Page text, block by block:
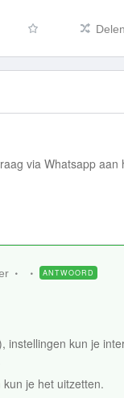
Delen
via Whatsapp
ANTWOORD
instellingen kun je
je het uitzetten.